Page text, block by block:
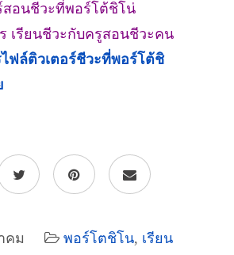
สอนชีวะที่พอร์โต้ชิโน่
เรียนชีวะกับครูสอนชีวะคน
ฟล์ติวเตอร์ชีวะที่พอร์โต้ชิ
คม พอร์โตชิโน, เรียน